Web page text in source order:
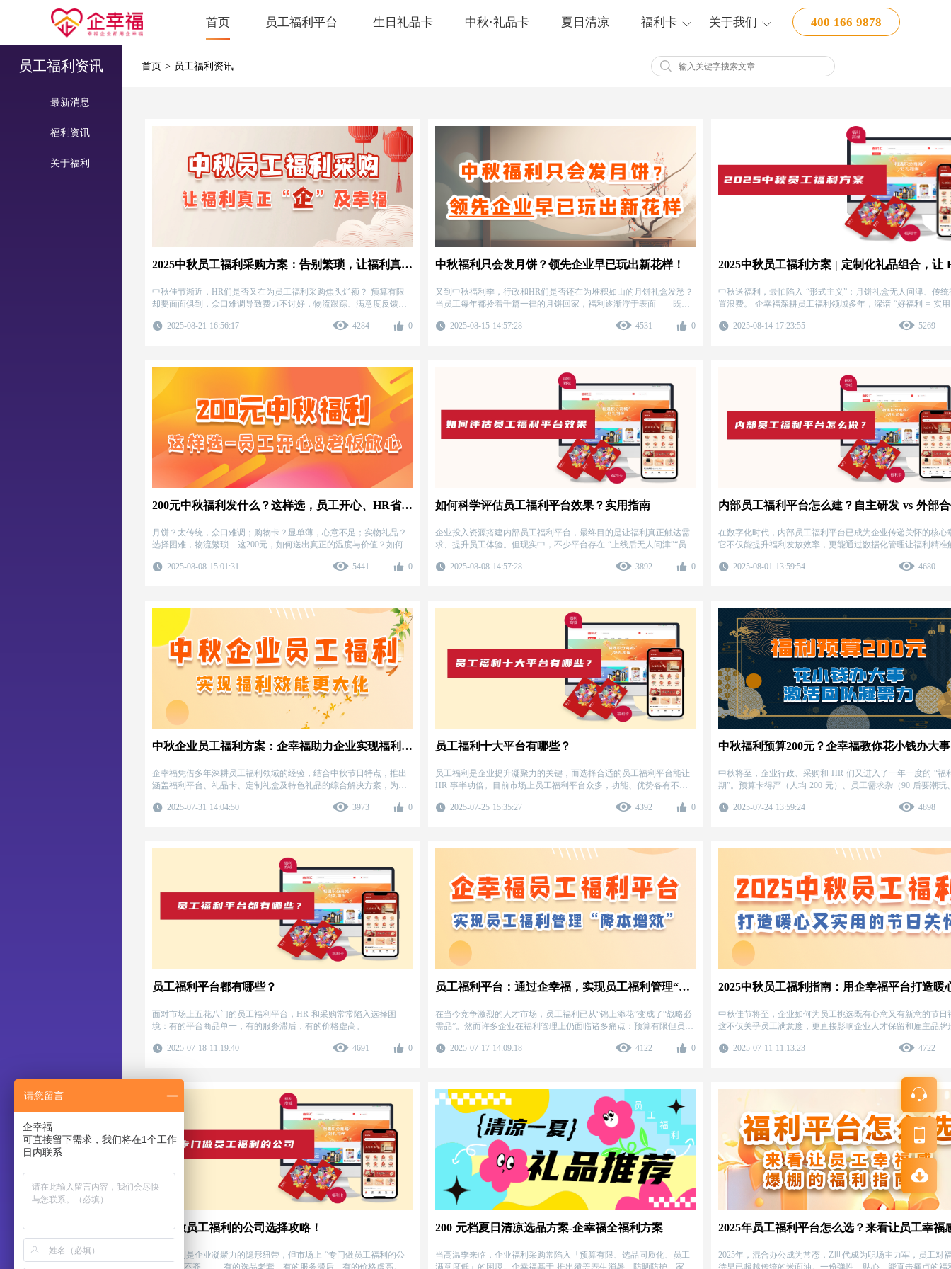
首页 员工福利平台 生日礼品卡 中秋·礼品卡 夏日清凉 福利卡 关于我们 400 166 9878
员工福利资讯
最新消息
福利资讯
关于福利
在线咨询
首页 > 员工福利资讯
2025中秋员工福利采购方案：告别繁琐，让福利真正“企”及幸福！
中秋佳节渐近，HR们是否又在为员工福利采购焦头烂额？ 预算有限
却要面面俱到，众口难调导致费力不讨好，物流跟踪、满意度反馈更
2025-08-21 16:56:17
4284 0
中秋福利只会发月饼？领先企业早已玩出新花样！
又到中秋福利季，行政和HR们是否还在为堆积如山的月饼礼盒发愁？
当员工每年都拎着千篇一律的月饼回家，福利逐渐浮于表面——既达
破？2025-08-15 14:57:28 4531 0
中秋送福利，最怕陷入 “形式主义”：月饼礼盒无人问津、传统
置浪费。 企幸福深耕员工福利领域多年，深谙 “好福利 = 实
品，搭配灵活福利卡与全品类员工商城，一站式解决 “选品难
2025-08-14 17:23:55 5269
200元中秋福利发什么？这样选，员工开心、HR省心、老板放心！
月饼？太传统，众口难调；购物卡？显单薄，心意不足；实物礼品？
选择困难，物流繁琐... 这200元，如何送出真正的温度与价值？如何让
2025-08-08 15:01:31
5441 0
如何科学评估员工福利平台效果？实用指南
企业投入资源搭建内部员工福利平台，最终目的是让福利真正触达需
求、提升员工体验。但现实中，不少平台存在 “上线后无人问津”“员工
大维度，详解评估方法，助 HR 精准掌握福利平台的实际价值。
2025-08-08 14:57:28 3892 0
在数字化时代，内部员工福利平台​已成为企业传递关怀的核心
它不仅能提升福利发放效率，更能通过数据化管理让福利精准
2025-08-01 13:59:54
4680
中秋企业员工福利方案：企幸福助力企业实现福利效能更大化
企幸福凭借多年深耕员工福利领域的经验，结合中秋节日特点，推出
涵盖福利平台、礼品卡、定制礼盒及特色礼品的综合解决方案，为企
2025-07-31 14:04:50
3973 0
员工福利十大平台有哪些？
员工福利是企业提升凝聚力的关键，而选择合适的员工福利平台能让
HR 事半功倍。目前市场上员工福利平台众多，功能、优势各有不
2025-07-25 15:35:27
4392 0
中秋将至，企业行政、采购和 HR 们又进入了一年一度的 “福
期”。预算卡得严（人均 200 元）、员工需求杂（90 后要潮玩
几乎是每家中型企业的 “中秋必修课”。
2025-07-24 13:59:24 4898
员工福利平台都有哪些？
面对市场上五花八门的员工福利平台，HR 和采购常常陷入选择困
境：有的平台商品单一，有的服务滞后，有的价格虚高。
2025-07-18 11:19:40 4691 0
员工福利平台：通过企幸福，实现员工福利管理“降本增效”
在当今竞争激烈的人才市场，员工福利已从“锦上添花”变成了“战略必
需品”。然而许多企业在福利管理上仍面临诸多痛点：预算有限但员工
度……2025-07-17 14:09:18 4122 0
中秋佳节将至，企业如何为员工挑选既有心意又有新意的节日
这不仅关乎员工满意度，更直接影响企业人才保留和雇主品牌
解决方案，让今年的中秋福利既体面又省心。
2025-07-11 11:13:23 4722
专门做员工福利的公司选择攻略！
员工福利是企业凝聚力的隐形纽带，但市场上 “专门做员工福利的公
司” 良莠不齐 —— 有的选品老套、有的服务滞后、有的价格虚高。
200 元档夏日清凉选品方案-企幸福全福利方案
当高温季来临，企业福利采购常陷入「预算有限、选品同质化、员工
满意度低」的困境。企幸福基于 推出覆盖养生消暑、防晒防护、家居
2025年，混合办公成为常态，Z世代成为职场主力军，员工对
待早已超越传统的米面油。一份弹性、贴心、能直击痛点的福
请您留言
企幸福
可直接留下需求，我们将在1个工作
日内联系